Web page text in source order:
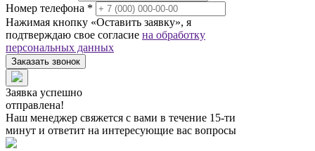
Номер телефона *
Нажимая кнопку «Оставить заявку», я
подтверждаю свое согласие на обработку
персональных данных
Заказать звонок
Заявка успешно
отправлена!
Наш менеджер свяжется с вами в течение 15-ти
минут и ответит на интересующие вас вопросы